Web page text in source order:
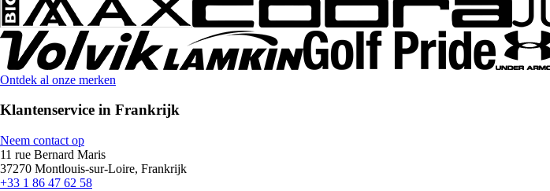
Ontdek al onze merken
Klantenservice in Frankrijk
Neem contact op
11 rue Bernard Maris
37270 Montlouis-sur-Loire, Frankrijk
+33 1 86 47 62 58